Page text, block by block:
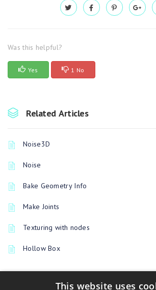
Was this helpful?
Yes 1 No
Related Articles
Noise3D
Noise
Bake Geometry Info
Make Joints
Texturing with nodes
Hollow Box
This website uses